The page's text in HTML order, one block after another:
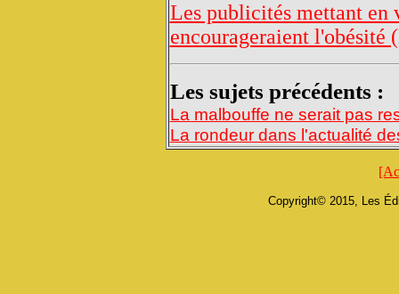
Les publicités mettant en
encourageraient l'obésité
Les sujets précédents :
La malbouffe ne serait pas
La rondeur dans l'actualité
Copyright© 2015, Les